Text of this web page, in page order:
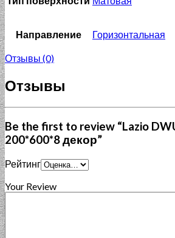
Направление Горизонтальная
Отзывы (0)
Отзывы
Be the first to review “Lazio
200*600*8 декор”
Рейтинг
Your Review